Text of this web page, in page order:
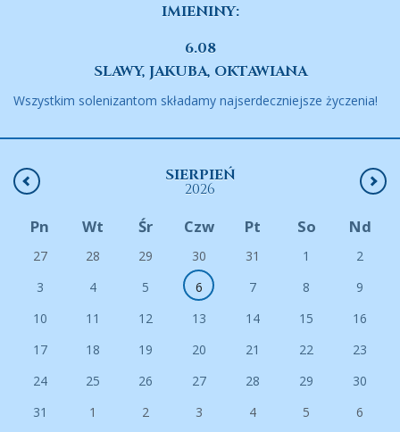
IMIENINY:
6.08
SLAWY, JAKUBA, OKTAWIANA
Wszystkim solenizantom składamy najserdeczniejsze życzenia!
SIERPIEŃ
2026
Pn Wt Śr Czw Pt So Nd
27 28 29 30 31 1
2
3
4 5 6 7 8
9
10
11 12 13 14 15
16
17
18 19 20 21 22
23
24
25 26 27 28 29
30
31
1 2 3 4 5 6